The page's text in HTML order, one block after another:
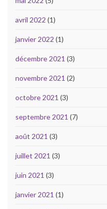
avril 2022 (1)
janvier 2022 (1)
décembre 2021 (3)
novembre 2021 (2)
octobre 2021 (3)
septembre 2021 (7)
août 2021 (3)
juillet 2021 (3)
juin 2021 (3)
janvier 2021 (1)